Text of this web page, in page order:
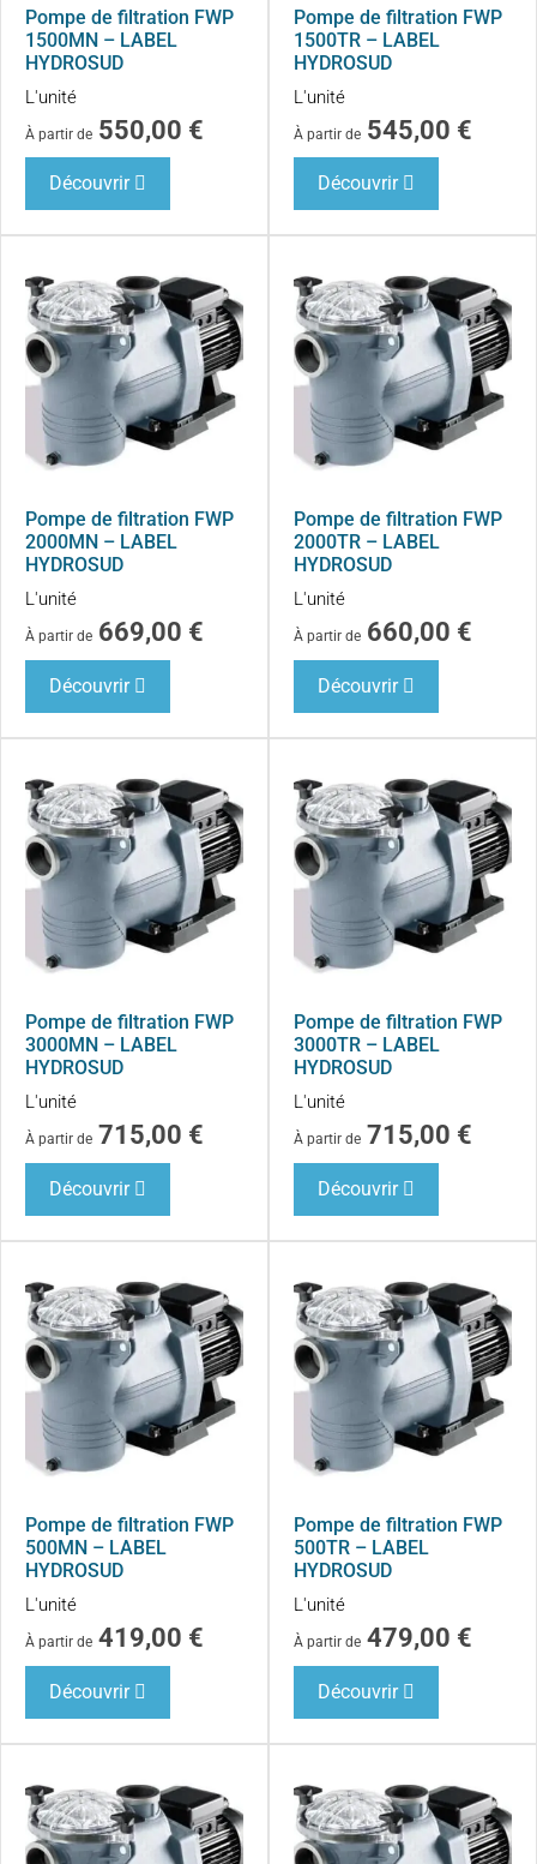
Pompe de filtration FWP
1500MN – LABEL
HYDROSUD
L'unité
À partir de 550,00 €
Découvrir
Pompe de filtration FWP
1500TR – LABEL
HYDROSUD
L'unité
À partir de 545,00 €
Découvrir
Pompe de filtration FWP
2000MN – LABEL
HYDROSUD
L'unité
À partir de 669,00 €
Découvrir
Pompe de filtration FWP
2000TR – LABEL
HYDROSUD
L'unité
À partir de 660,00 €
Découvrir
Pompe de filtration FWP
3000MN – LABEL
HYDROSUD
L'unité
À partir de 715,00 €
Découvrir
Pompe de filtration FWP
3000TR – LABEL
HYDROSUD
L'unité
À partir de 715,00 €
Découvrir
Pompe de filtration FWP
500MN – LABEL
HYDROSUD
L'unité
À partir de 419,00 €
Découvrir
Pompe de filtration FWP
500TR – LABEL
HYDROSUD
L'unité
À partir de 479,00 €
Découvrir